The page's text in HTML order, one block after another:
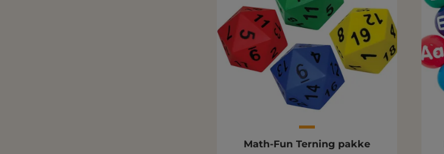
Math-Fun Terning pakke